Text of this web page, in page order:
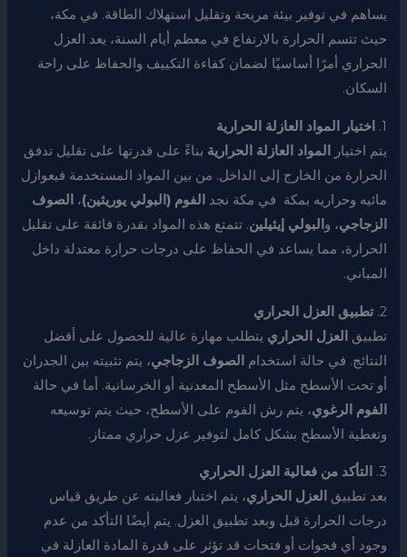
يساهم في توفير بيئة مريحة وتقليل استهلاك الطاقة. في مكة،
حيث تتسم الحرارة بالارتفاع في معظم أيام السنة، يعد العزل
الحراري أمرًا أساسيًا لضمان كفاءة التكييف والحفاظ على راحة
السكان.
1.
اختيار المواد العازلة الحرارية
يتم اختيار
المواد العازلة الحرارية بناءً على قدرتها على تقليل تدفق
الحرارة من الخارج إلى الداخل. من بين المواد المستخدمة فيعوازل
مائيه وحراريه بمكة في مكة نجد الفوم (البولي يوريثين)، الصوف
الزجاجي، و البولي إيثيلين. تتمتع هذه المواد بقدرة فائقة على تقليل
الحرارة، مما يساعد في الحفاظ على درجات حرارة معتدلة داخل
المباني.
2. تطبيق العزل الحراري
تطبيق العزل الحراري يتطلب مهارة عالية للحصول على أفضل
النتائج. في حالة استخدام الصوف الزجاجي، يتم تثبيته بين الجدران
أو تحت الأسطح مثل الأسطح المعدنية أو الخرسانية. أما في حالة
الفوم الرغوي، يتم رش الفوم على الأسطح، حيث يتم توسيعه
وتغطية الأسطح بشكل كامل لتوفير عزل حراري ممتاز.
3.
التأكد من فعالية العزل الحراري
بعد تطبيق العزل الحراري، يتم اختبار فعاليته عن طريق قياس
درجات الحرارة قبل وبعد تطبيق العزل. يتم أيضًا التأكد من عدم
وجود أي فجوات أو فتحات قد تؤثر على قدرة المادة العازلة في